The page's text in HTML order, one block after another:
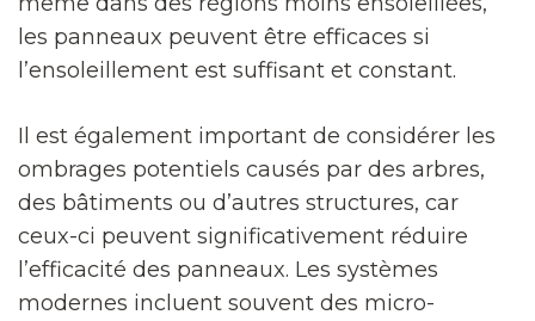
les panneaux peuvent être efficaces si
l’ensoleillement est suffisant et constant.
Il est également important de considérer les
ombrages potentiels causés par des arbres,
des bâtiments ou d’autres structures, car
ceux-ci peuvent significativement réduire
l’efficacité des panneaux. Les systèmes
modernes incluent souvent des micro-